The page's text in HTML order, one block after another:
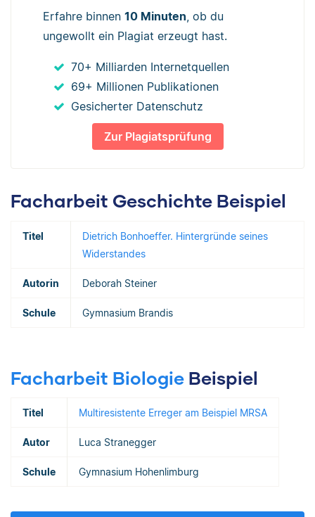
Erfahre binnen 10 Minuten, ob du
ungewollt ein Plagiat erzeugt hast.
70+ Milliarden Internetquellen
69+ Millionen Publikationen
Gesicherter Datenschutz
Zur Plagiatsprüfung
Facharbeit Geschichte Beispiel
Titel
Dietrich Bonhoeffer. Hintergründe seines
Widerstandes
Autorin Deborah Steiner
Schule Gymnasium Brandis
Facharbeit Biologie Beispiel
Titel Multiresistente Erreger am Beispiel MRSA
Autor Luca Stranegger
Schule Gymnasium Hohenlimburg